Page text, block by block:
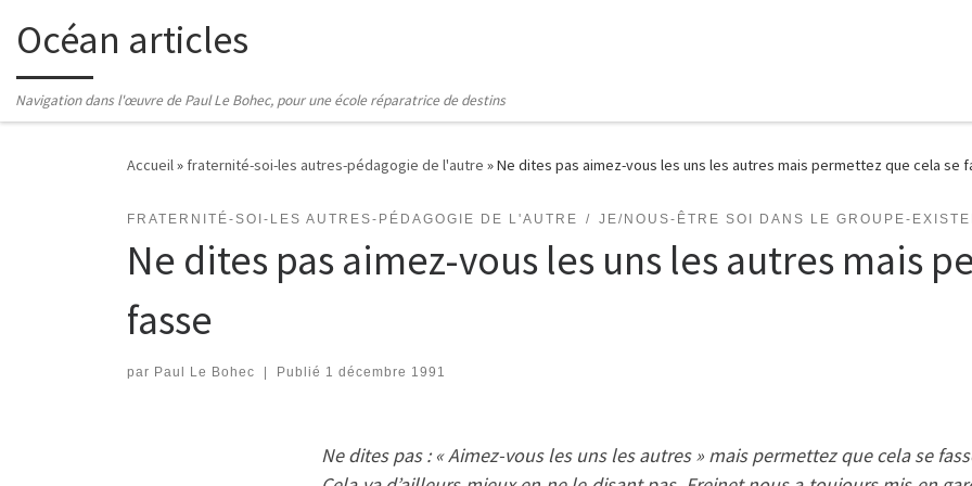
Passer au contenu
Océan articles
Navigation dans l'œuvre de Paul Le Bohec, pour une école réparatrice de destins
Accueil» fraternité-soi-les autres-pédagogie de l'autre »Ne dites pas aimez-vous les uns les autres mais permettez que cela se
FRATERNITÉ-SOI-LES AUTRES-PÉDAGOGIE DE L'AUTRE JE/NOUS-ÊTRE SOI DANS LE GROUPE-
Ne dites pas aimez-vous les uns les autres mais
fasse
par Paul Le Bohec Publié 1 décembre 1991
Ne dites pas : « Aimez-vous les uns les autres » mais permettez que cela se